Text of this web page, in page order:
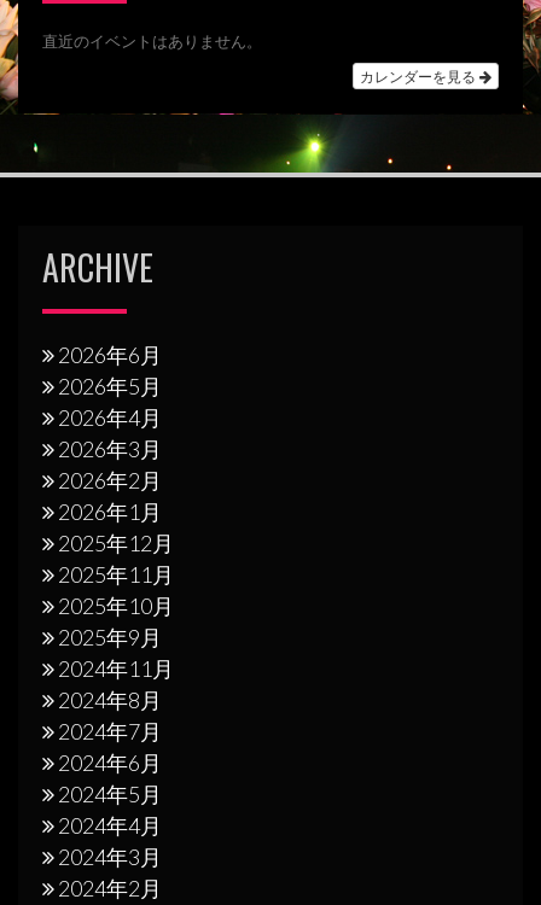
ー
シ
ン
直近のイベントはありません。
カレンダーを見る
ARCHIVE
2026年6月
2026年5月
2026年4月
2026年3月
2026年2月
2026年1月
2025年12月
2025年11月
2025年10月
2025年9月
2024年11月
2024年8月
2024年7月
2024年6月
2024年5月
2024年4月
2024年3月
2024年2月